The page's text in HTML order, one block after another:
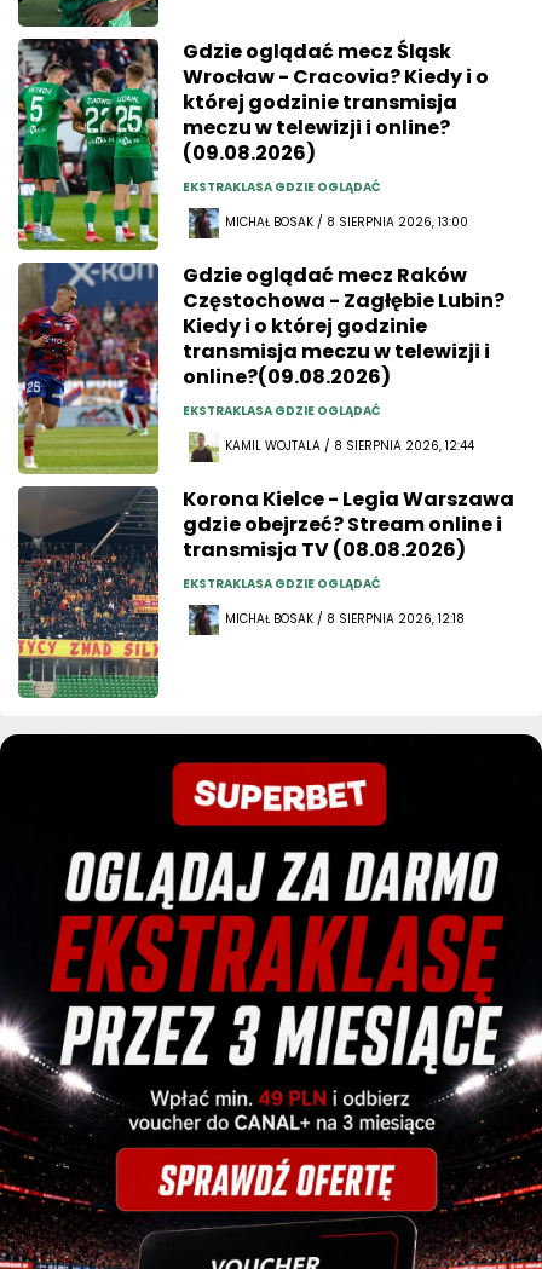
Gdzie oglądać mecz Śląsk
Wrocław - Cracovia? Kiedy i o
której godzinie transmisja
meczu w telewizji i online?
(09.08.2026)
EKSTRAKLASA GDZIE OGLĄDAĆ
MICHAŁ BOSAK / 8 SIERPNIA 2026, 13:00
Gdzie oglądać mecz Raków
Częstochowa - Zagłębie Lubin?
Kiedy i o której godzinie
transmisja meczu w telewizji i
online?(09.08.2026)
EKSTRAKLASA GDZIE OGLĄDAĆ
KAMIL WOJTALA / 8 SIERPNIA 2026, 12:44
Korona Kielce - Legia Warszawa
gdzie obejrzeć? Stream online i
transmisja TV (08.08.2026)
EKSTRAKLASA GDZIE OGLĄDAĆ
MICHAŁ BOSAK / 8 SIERPNIA 2026, 12:18